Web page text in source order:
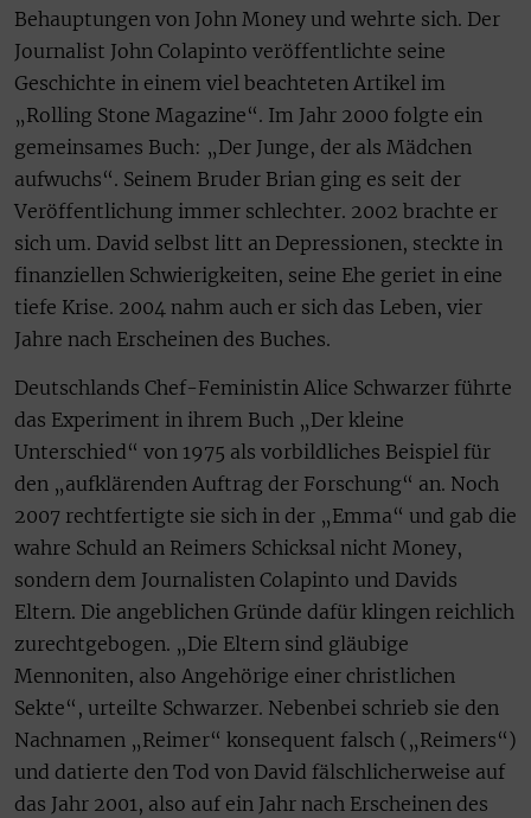
Behauptungen von John Money und wehrte sich. Der
Journalist John Colapinto veröffentlichte seine
Geschichte in einem viel beachteten Artikel im
„Rolling Stone Magazine“. Im Jahr 2000 folgte ein
gemeinsames Buch: „Der Junge, der als Mädchen
aufwuchs“. Seinem Bruder Brian ging es seit der
Veröffentlichung immer schlechter. 2002 brachte er
sich um. David selbst litt an Depressionen, steckte in
finanziellen Schwierigkeiten, seine Ehe geriet in eine
tiefe Krise. 2004 nahm auch er sich das Leben, vier
Jahre nach Erscheinen des Buches.
Deutschlands Chef-Feministin Alice Schwarzer führte
das Experiment in ihrem Buch „Der kleine
Unterschied“ von 1975 als vorbildliches Beispiel für
den „aufklärenden Auftrag der Forschung“ an. Noch
2007 rechtfertigte sie sich in der „Emma“ und gab die
wahre Schuld an Reimers Schicksal nicht Money,
sondern dem Journalisten Colapinto und Davids
Eltern. Die angeblichen Gründe dafür klingen reichlich
zurechtgebogen. „Die Eltern sind gläubige
Mennoniten, also Angehörige einer christlichen
Sekte“, urteilte Schwarzer. Nebenbei schrieb sie den
Nachnamen „Reimer“ konsequent falsch („Reimers“)
und datierte den Tod von David fälschlicherweise auf
das Jahr 2001, also auf ein Jahr nach Erscheinen des